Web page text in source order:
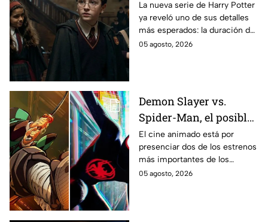
temporada de Harry
Potter y emocionará a
los fans de los libros
La nueva serie de Harry Potter
ya reveló uno de sus detalles
más esperados: la duración de
la primera temporada basada
05 agosto, 2026
Demon Slayer vs.
Spider-Man, el posible
gran enfrentamiento
en taquilla del 2027
El cine animado está por
presenciar dos de los estrenos
más importantes de los
últimos años.
05 agosto, 2026